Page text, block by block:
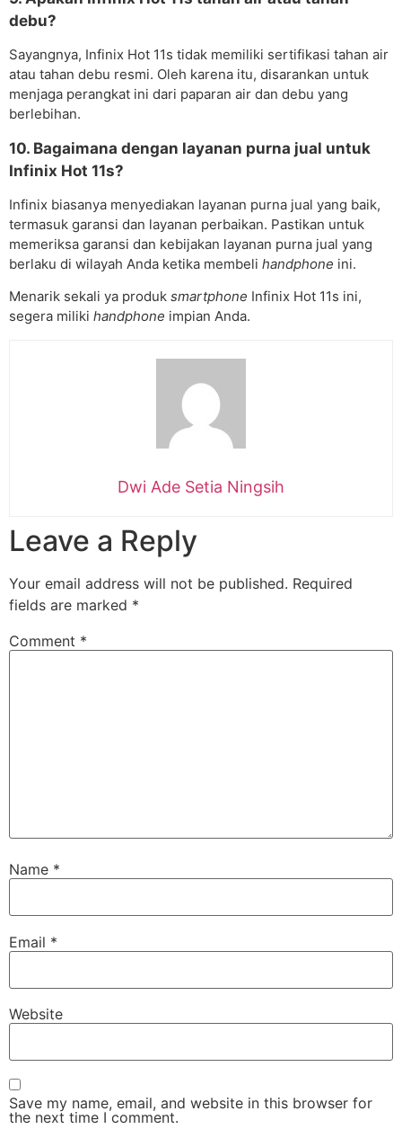
debu?
Sayangnya, Infinix Hot 11s tidak memiliki sertifikasi tahan air
atau tahan debu resmi. Oleh karena itu, disarankan untuk
menjaga perangkat ini dari paparan air dan debu yang
berlebihan.
10. Bagaimana dengan layanan purna jual untuk
Infinix Hot 11s?
Infinix biasanya menyediakan layanan purna jual yang baik,
termasuk garansi dan layanan perbaikan. Pastikan untuk
memeriksa garansi dan kebijakan layanan purna jual yang
berlaku di wilayah Anda ketika membeli handphone ini.
Menarik sekali ya produk smartphone Infinix Hot 11s ini,
segera miliki handphone impian Anda.
Dwi Ade Setia Ningsih
Leave a Reply
Your email address will not be published. Required
fields are marked *
Comment *
Name *
Email *
Website
Save my name, email, and website in this browser for
the next time I comment.